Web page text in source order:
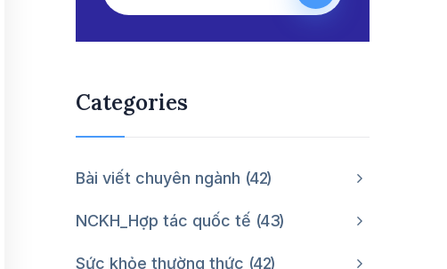
Categories
Bài viết chuyên ngành 42
NCKH_Hợp tác quốc tế 43
Sức khỏe thường thức 42